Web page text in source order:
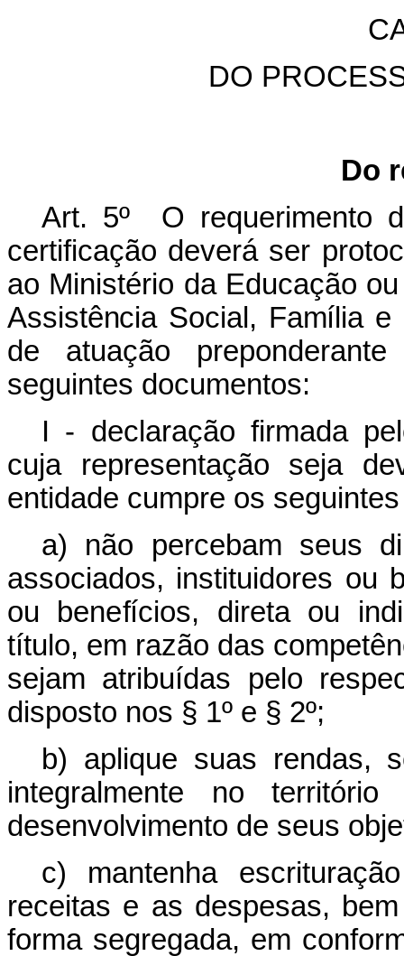
DO
Do
Art. 5º O requerimento
certificação deverá ser
ao Ministério da Educação
Assistência Social, Família
de atuação
seguintes documentos:
I - declaração firmada
cuja representação seja
entidade cumpre os
a) não percebam seus
associados, instituidores ou
ou benefícios, direta ou
título, em razão das
sejam atribuídas pelo
disposto nos § 1º e § 2º;
b) aplique suas rendas,
integralmente no
desenvolvimento de seus
c) mantenha
receitas e as despesas,
forma segregada, em